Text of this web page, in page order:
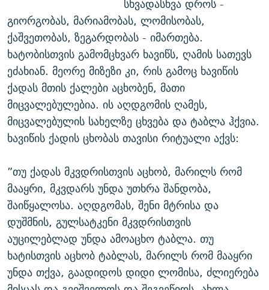
სხვადასხვა დროს -
გიორგობას, მარიამობას, ლომისობას,
ქაშვეთობას, ზეგარდობას - იმართება.
ხატობისთვის გამომცხვარ ხავიწს, ღამის სათევს
ეძახიან. მეორე მიზეზი კი, რის გამოც ხავიწის
ქადას მთის ქალები აცხობენ, მათი
მიცვალებულებია. ის აღდგომის ღამეს,
მიცვალებულის სახელზე ცხვება და ტაბლა ჰქვია.
ხავიწის ქადის ცხობას თავისი რიტუალი აქვს:
”თუ ქადას მკვდრისთვის აცხობ, მარილს რომ
მააყრი, მკვდარს უნდა უთხრა შანდობა,
შაიწყალოსა. აღდგომას, შენი მტრისა და
დუშმნის, გულსატკენი მკვდრისთვის
აუცილებლად უნდა ამოაცხო ტაბლა. თუ
ხატისთვის აცხობ ტაბლას, მარილს რომ მააყრი
უნდა თქვა, გაადიდოს დიდი ლომისა, ძლიერება